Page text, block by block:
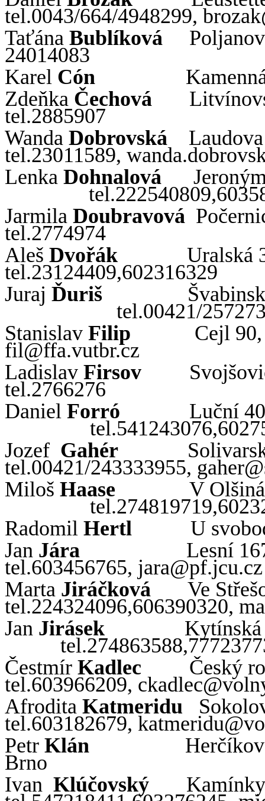
tel.0043/664/4948299, brozak
Taťána Bublíková
24014083
Karel Cón
Zdeňka Čechová
tel.2885907
Wanda Dobrovská Laudova
tel.23011589, wanda.
Lenka Dohnalová
Jarmila Doubravová
tel.2774974
Aleš Dvořák Uralská
tel.23124409,602316329
Juraj Ďuriš
tel.00421/
Stanislav Filip Cejl
fil@ffa.vutbr.cz
Ladislav Firsov
tel.2766276
Daniel Forró Luční
Jozef Gahér
tel.00421/243333955, gaher@
Miloš Haase V
Radomil Hertl
U
Jan Jára Lesní
tel.603456765, jara@pf.jcu.cz
Marta Jiráčková Ve
tel.224324096,606390320,
Jan Jirásek Kytínská
Čestmír Kadlec Český
tel.603966209, ckadlec
Afrodita Katmeridu
tel.603182679, katmeridu
Petr Klán
Brno
Ivan Klúčovský